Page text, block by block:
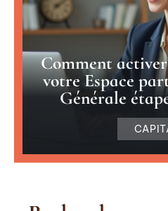
Comment
votre Espace
Générale